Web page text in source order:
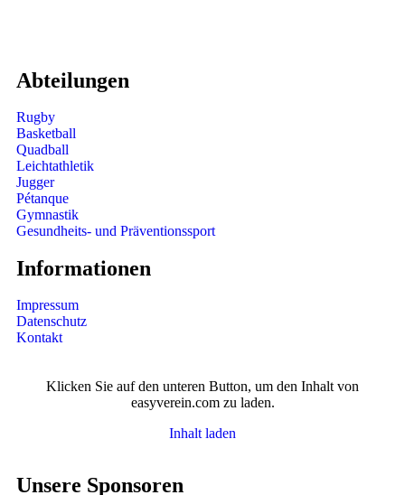
Abteilungen
Rugby
Basketball
Quadball
Leichtathletik
Jugger
Pétanque
Gymnastik
Gesundheits- und Präventionssport
Informationen
Impressum
Datenschutz
Kontakt
Klicken Sie auf den unteren Button, um den Inhalt von
easyverein.com zu laden.
Inhalt laden
Unsere Sponsoren